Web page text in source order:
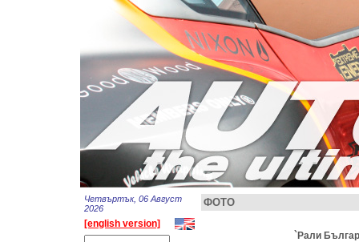
Четвъртък, 06 Август
2026
[english version]
ФОТО
`Рали